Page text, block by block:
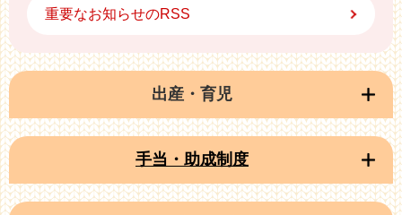
重要なお知らせのRSS
出産・育児
手当・助成制度